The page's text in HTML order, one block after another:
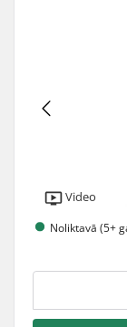
Video
Noliktavā (5+